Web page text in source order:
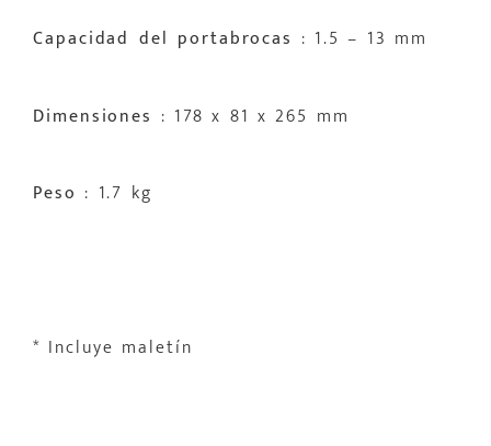
Capacidad del portabrocas : 1.5 – 13 mm
Dimensiones : 178 x 81 x 265 mm
Peso : 1.7 kg
* Incluye maletín